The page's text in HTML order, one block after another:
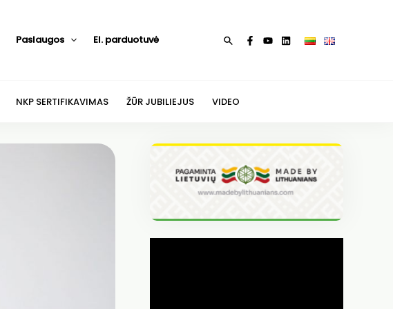
Paslaugos El. parduotuvė Paieška
NKP SERTIFIKAVIMAS ŽŪR JUBILIEJUS VIDEO